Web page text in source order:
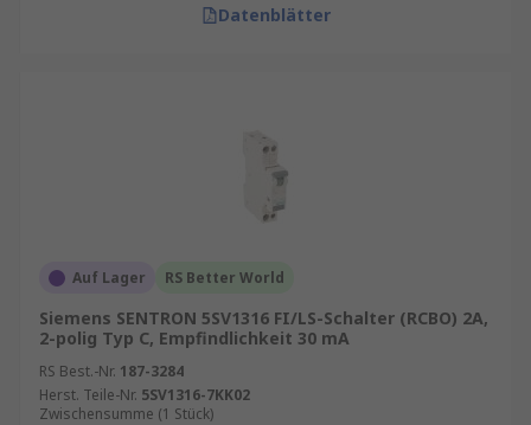
Datenblätter
Auf Lager RS Better World
Siemens SENTRON 5SV1316 FI/LS-Schalter (RCBO) 2A,
2-polig Typ C, Empfindlichkeit 30 mA
RS Best.-Nr. 187-3284
Herst. Teile-Nr. 5SV1316-7KK02
Zwischensumme (1 Stück)